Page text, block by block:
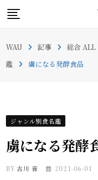
Skip
content
WAU 記事 総合 ALL
鑑
虜になる発酵食品
ジャンル別食名鑑
虜になる発酵
BY古川 音 2021-06-01